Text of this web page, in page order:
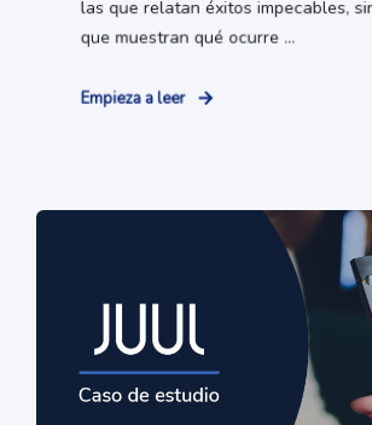
las que relatan éxitos impecables,
que muestran qué ocurre ...
Empieza a leer